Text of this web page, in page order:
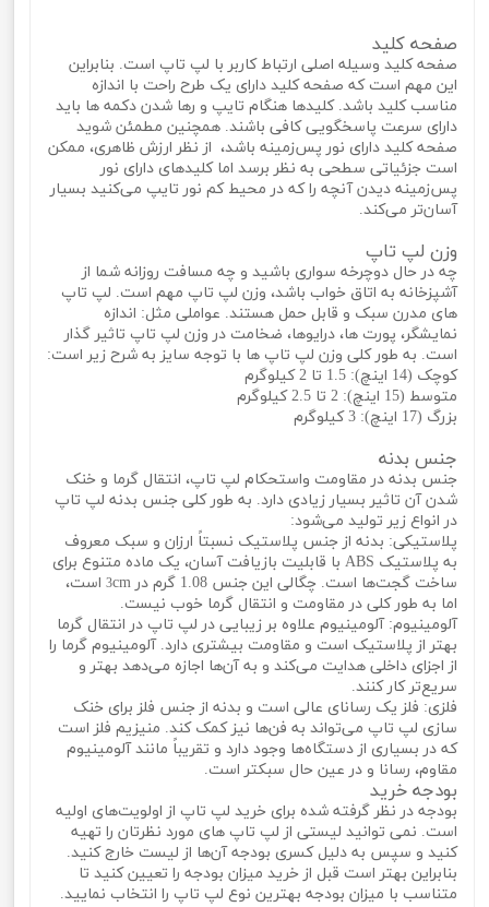
صفحه کلید
صفحه کلید وسیله اصلی ارتباط کاربر با لپ تاپ است. بنابراین
این مهم است که صفحه کلید دارای یک طرح راحت با اندازه
مناسب کلید باشد. کلیدها هنگام تایپ و رها شدن دکمه‌ ها باید
دارای سرعت پاسخگویی کافی باشند. همچنین مطمئن شوید
صفحه کلید دارای نور پس‌زمینه باشد، از نظر ارزش ظاهری، ممکن
است جزئیاتی سطحی به نظر برسد اما کلیدهای دارای نور
پس‌زمینه دیدن آنچه را که در محیط کم نور تایپ می‌کنید بسیار
آسان‌تر می‌کند.
وزن لپ تاپ
چه در حال دوچرخه سواری باشید و چه مسافت روزانه شما از
آشپزخانه به اتاق خواب باشد، وزن لپ تاپ مهم است. لپ تاپ
های مدرن سبک و قابل حمل هستند. عواملی مثل: اندازه
نمایشگر، پورت‌ ها، درایوها، ضخامت در وزن لپ تاپ تاثیر گذار
است. به طور کلی وزن لپ تاپ‌ ها با توجه سایز به شرح زیر است:
کوچک (14 اینچ): 1.5 تا 2 کیلوگرم
متوسط ​​(15 اینچ): 2 تا 2.5 کیلوگرم
بزرگ (17 اینچ): 3 کیلوگرم
جنس بدنه
جنس بدنه در مقاومت واستحکام لپ تاپ، انتقال گرما و خنک
شدن آن تاثیر بسیار زیادی دارد. به طور کلی جنس بدنه لپ تاپ
در انواع زیر تولید می‌شود:
پلاستیکی: بدنه از جنس پلاستیک نسبتاً ارزان و سبک معروف
به پلاستیک ABS با قابلیت بازیافت آسان، یک ماده متنوع برای
ساخت گجت‌ها است. چگالی این جنس 1.08 گرم در
3 cm است،
اما به طور کلی در مقاومت و انتقال گرما خوب نیست.
آلومینیوم: آلومینیوم علاوه بر زیبایی در لپ تاپ در انتقال گرما
بهتر از پلاستیک است و مقاومت بیشتری دارد. آلومینیوم گرما را
از اجزای داخلی هدایت می‌کند و به آ‌ن‌ها اجازه می‌دهد بهتر و
سریع‌تر کار کنند.
فلزی: فلز یک رسانای عالی است و بدنه از جنس فلز برای خنک
سازی لپ تاپ می‌تواند به فن‌ها نیز کمک کند. منیزیم فلز است
که در بسیاری از دستگاه‌ها وجود دارد و تقریباً مانند آلومینیوم
مقاوم، رسانا و در عین حال سبکتر است.
بودجه خرید
بودجه در نظر گرفته شده برای خرید لپ تاپ از اولویت‌های اولیه
است. نمی‌ توانید لیستی از لپ تاپ‌ های مورد نظرتان را تهیه
کنید و سپس به دلیل کسری بودجه آن‌ها از لیست خارج کنید.
بنابراین بهتر است قبل از خرید میزان بودجه را تعیین کنید تا
متناسب با میزان بودجه بهترین نوع لپ تاپ را انتخاب نمایید.